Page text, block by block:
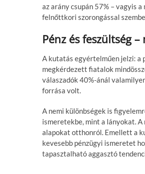
az arány csupán 57% – vagyis
felnőttkori szorongással
Pénz és feszültség
A kutatás egyértelműen jelzi: a
megkérdezett fiatalok
válaszadók 40%-ánál
forrása volt.
A nemi különbségek is
ismeretekbe, mint a lányokat. A
alapokat otthonról. Emellett a
kevesebb pénzügyi ismeretet
tapasztalható aggasztó